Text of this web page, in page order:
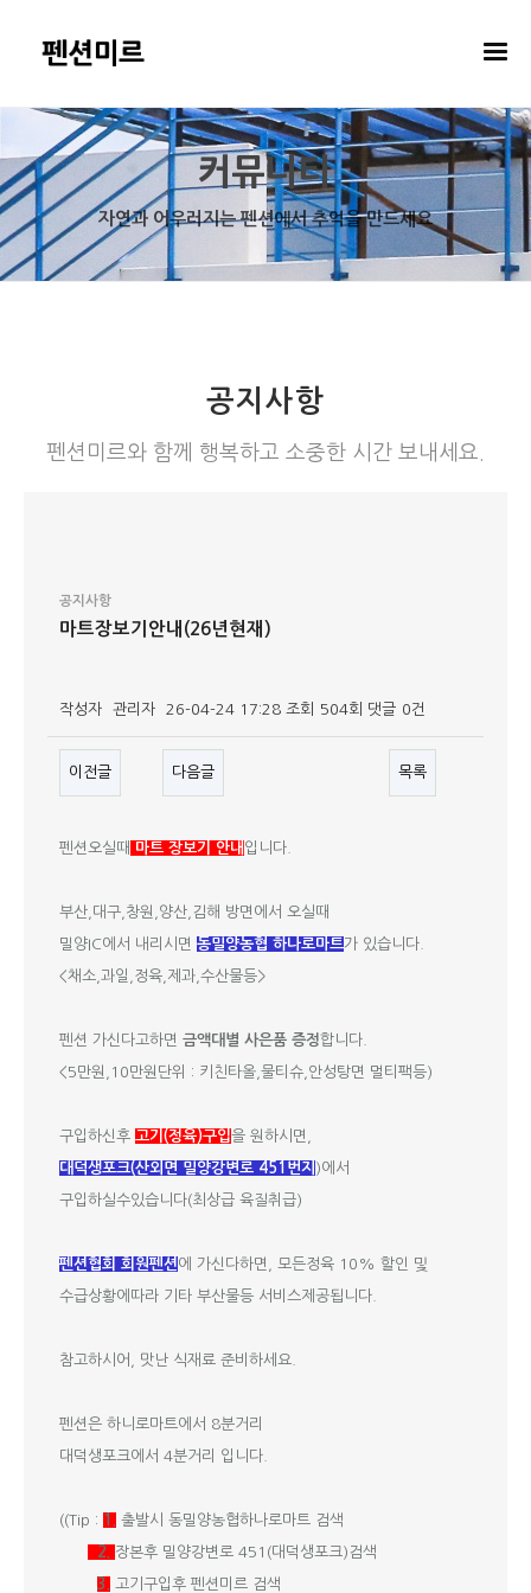
커뮤니티
자연과 어우러지는 펜션에서 추억을 만드세요
공지사항
펜션미르와 함께 행복하고 소중한 시간 보내세요.
공지사항
마트장보기안내(26년현재)
작성자 관리자 26-04-24 17:28 조회 504회 댓글 0건
이전글 다음글 목록
본문
펜션오실때 마트 장보기 안내 입니다.
부산,대구,창원,양산,김해 방면에서 오실때
밀양IC에서 내리시면 동밀양농협 하나로마트가 있습니다.
<채소,과일,정육,제과,수산물등>
펜션 가신다고하면 금액대별 사은품 증정합니다.
<5만원,10만원단위 : 키친타올,물티슈,안성탕면 멀티팩등)
구입하신후 고기(정육)구입을 원하시면,
대덕생포크(산외면 밀양강변로 451번지 )에서
구입하실수있습니다(최상급 육질취급)
펜션협회 회원펜션에 가신다하면, 모든정육 10% 할인 및
수급상황에따라 기타 부산물등 서비스제공됩니다.
참고하시어, 맛난 식재료 준비하세요.
펜션은 하니로마트에서 8분거리
대덕생포크에서 4분거리 입니다.
((Tip : 1. 출발시 동밀양농협하나로마트 검색
2. 장본후 밀양강변로 451(대덕생포크)검색
3. 고기구입후 펜션미르 검색